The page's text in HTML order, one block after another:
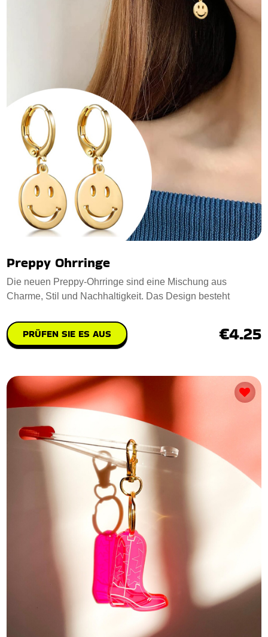
Preppy Ohrringe
Die neuen Preppy-Ohrringe sind eine Mischung aus
Charme, Stil und Nachhaltigkeit. Das Design besteht
PRÜFEN SIE ES AUS €4.25